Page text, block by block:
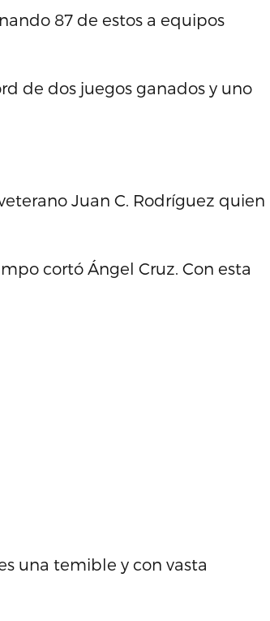
87 de estos a equipos
de dos juegos ganados y uno
Juan C. Rodríguez quien
cortó Ángel Cruz. Con esta
una temible y con vasta